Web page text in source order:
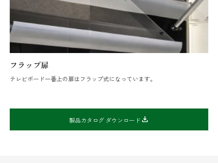
フラップ扉
テレビボード一番上の扉はフラップ式になっています。
製品カタログ ダウンロード download